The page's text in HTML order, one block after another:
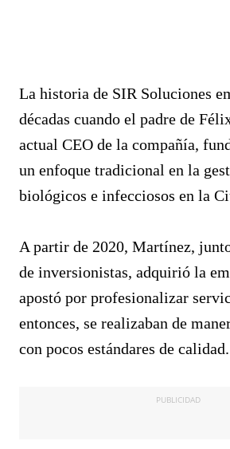
La historia de SIR Soluciones
décadas cuando el padre de
actual CEO de la compañía,
un enfoque tradicional en la
biológicos e infecciosos en la
A partir de 2020, Martínez,
de inversionistas, adquirió la
apostó por profesionalizar
entonces, se realizaban de
con pocos estándares de calidad.
PUBLICIDAD